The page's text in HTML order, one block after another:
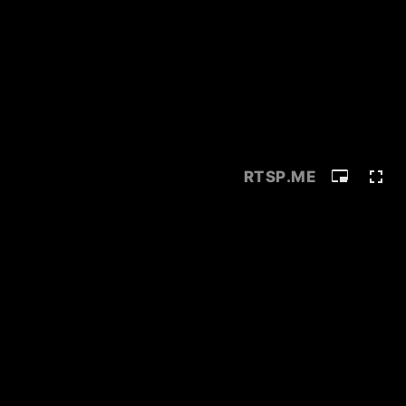
RTSP.ME